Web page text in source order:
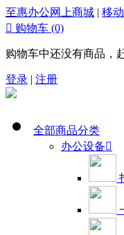
至惠办公网上商城 | 移
 购物车 (0)
购物车中还没有商品，
登录 | 注册
全部商品分类
办公设备